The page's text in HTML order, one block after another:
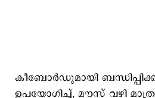
കീബോർഡുമായി
ഉപയോഗിച്ച്, മൗസ് വഴി